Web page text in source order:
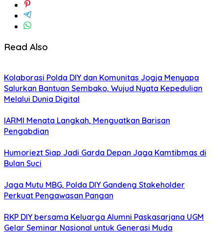
Read Also
Kolaborasi Polda DIY dan Komunitas Jogja Menyapa
Salurkan Bantuan Sembako, Wujud Nyata Kepedulian
Melalui Dunia Digital
IARMI Menata Langkah, Menguatkan Barisan
Pengabdian
Humoriezt Siap Jadi Garda Depan Jaga Kamtibmas di
Bulan Suci
Jaga Mutu MBG, Polda DIY Gandeng Stakeholder
Perkuat Pengawasan Pangan
RKP DIY bersama Keluarga Alumni Paskasarjana UGM
Gelar Seminar Nasional untuk Generasi Muda